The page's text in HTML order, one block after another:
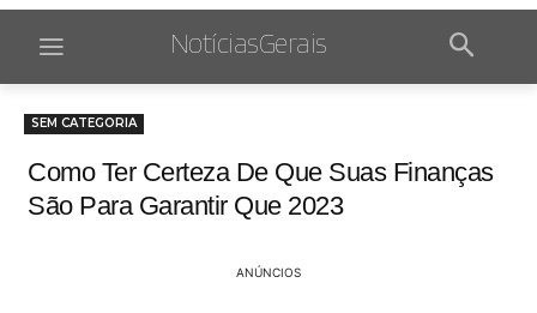
NotíciasGerais
SEM CATEGORIA
Como Ter Certeza De Que Suas Finanças
São Para Garantir Que 2023
ANÚNCIOS